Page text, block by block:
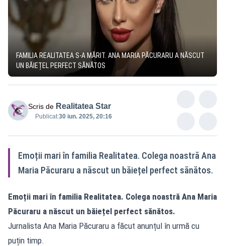
FAMILIA REALITATEA S-A MĂRIT. ANA MARIA PĂCURARU A NĂSCUT
UN BĂIEȚEL PERFECT SĂNĂTOS
Scris de Realitatea Star
Publicat:30 iun. 2025, 20:16
Emoții mari în familia Realitatea. Colega noastră Ana
Maria Păcuraru a născut un băiețel perfect sănătos.
Emoții mari în familia Realitatea. Colega noastră Ana Maria
Păcuraru a născut un băiețel perfect sănătos.
Jurnalista Ana Maria Păcuraru a făcut anunțul în urmă cu
puțin timp.